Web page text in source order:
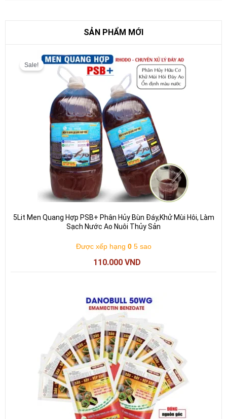
SẢN PHẨM MỚI
Sale!
5Lit Men Quang Hợp PSB+ Phân Hủy Bùn Đáy,Khử Mùi Hôi, Làm
Sạch Nước Ao Nuôi Thủy Sản
Được xếp hạng 05 sao
Giá
gốc
là:
130.000 VND.
110.000 VND
hiện
tại
là: